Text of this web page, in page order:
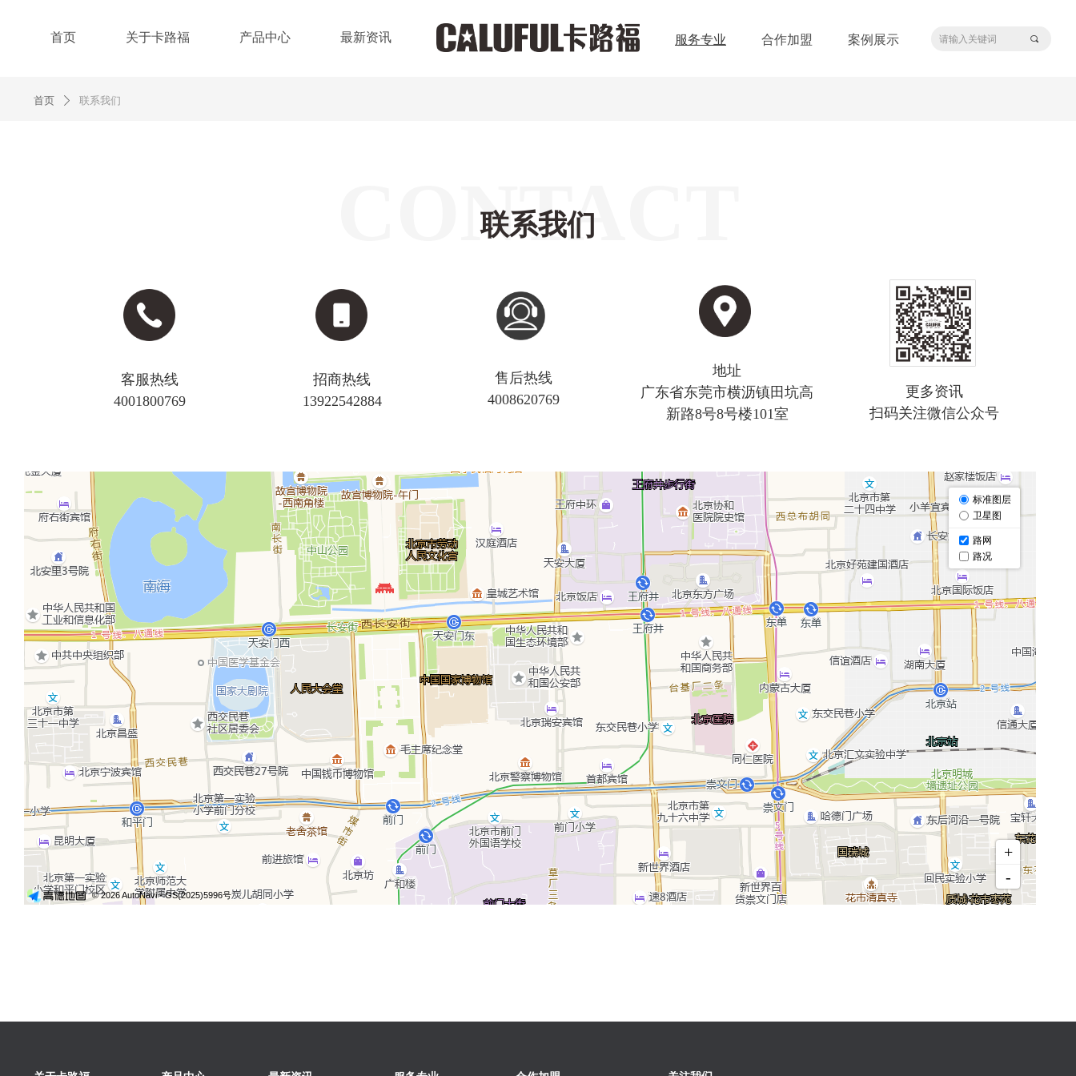
首页 关于卡路福 产品中心 最新资讯 服务专业 合作加盟 案例展示 끠
首页 ꄲ 联系我们
客服热线
4001800769
招商热线
13922542884
售后热线
4008620769
CONTACT
联系我们
地址
广东省东莞市横沥镇田坑高
新路8号8号楼101室
更多资讯
扫码关注微信公众号